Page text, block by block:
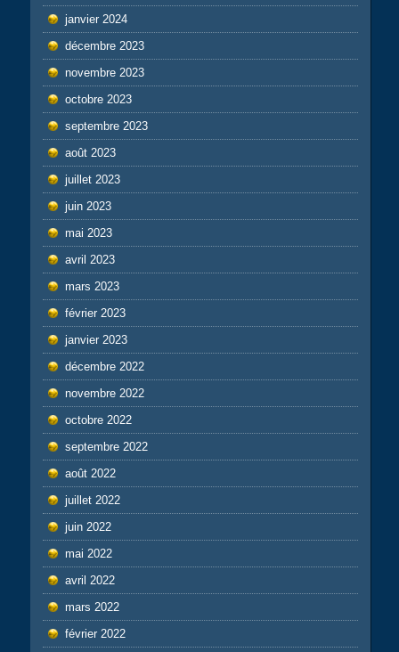
janvier 2024
décembre 2023
novembre 2023
octobre 2023
septembre 2023
août 2023
juillet 2023
juin 2023
mai 2023
avril 2023
mars 2023
février 2023
janvier 2023
décembre 2022
novembre 2022
octobre 2022
septembre 2022
août 2022
juillet 2022
juin 2022
mai 2022
avril 2022
mars 2022
février 2022